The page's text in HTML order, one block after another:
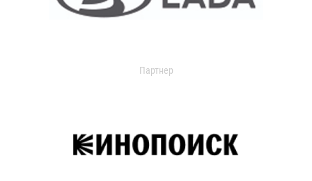
Партнер